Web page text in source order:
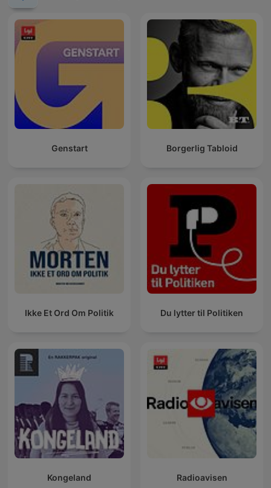
Genstart Borgerlig Tabloid
Ikke Et Ord Om Politik Du lytter til Politiken
Kongeland Radioavisen